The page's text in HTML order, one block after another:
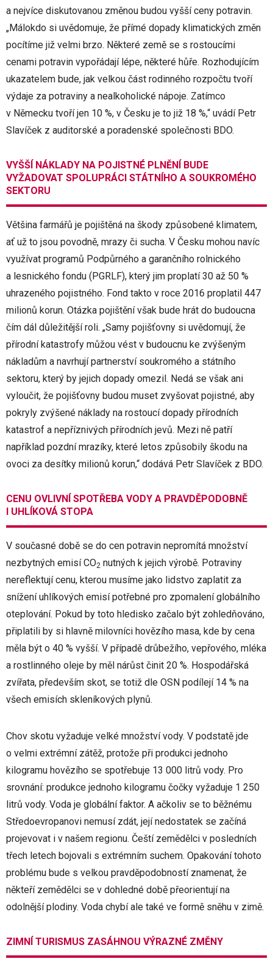
a nejvíce diskutovanou změnou budou vyšší ceny potravin.
„Málokdo si uvědomuje, že přímé dopady klimatických změn
pocítíme již velmi brzo. Některé země se s rostoucími
cenami potravin vypořádají lépe, některé hůře. Rozhodujícím
ukazatelem bude, jak velkou část rodinného rozpočtu tvoří
výdaje za potraviny a nealkoholické nápoje. Zatímco
v Německu tvoří jen 10 %, v Česku je to již 18 %,“ uvádí Petr
Slavíček z auditorské a poradenské společnosti BDO.
VYŠŠÍ NÁKLADY NA POJISTNÉ PLNĚNÍ BUDE
VYŽADOVAT SPOLUPRÁCI STÁTNÍHO A SOUKROMÉHO
SEKTORU
Většina farmářů je pojištěná na škody způsobené klimatem,
ať už to jsou povodně, mrazy či sucha. V Česku mohou navíc
využívat programů Podpůrného a garančního rolnického
a lesnického fondu (PGRLF), který jim proplatí 30 až 50 %
uhrazeného pojistného. Fond takto v roce 2016 proplatil 447
milionů korun. Otázka pojištění však bude hrát do budoucna
čím dál důležitější roli. „Samy pojišťovny si uvědomují, že
přírodní katastrofy můžou vést v budoucnu ke zvýšeným
nákladům a navrhují partnerství soukromého a státního
sektoru, který by jejich dopady omezil. Nedá se však ani
vyloučit, že pojišťovny budou muset zvyšovat pojistné, aby
pokryly zvýšené náklady na rostoucí dopady přírodních
katastrof a nepříznivých přírodních jevů. Mezi ně patří
například pozdní mrazíky, které letos způsobily škodu na
ovoci za desítky milionů korun,“ dodává Petr Slavíček z BDO.
CENU OVLIVNÍ SPOTŘEBA VODY A PRAVDĚPODOBNĚ
I UHLÍKOVÁ STOPA
V současné době se do cen potravin nepromítá množství
nezbytných emisí CO2 nutných k jejich výrobě. Potraviny
nereflektují cenu, kterou musíme jako lidstvo zaplatit za
snížení uhlíkových emisí potřebné pro zpomalení globálního
oteplování. Pokud by toto hledisko začalo být zohledňováno,
připlatili by si hlavně milovníci hovězího masa, kde by cena
měla být o 40 % vyšší. V případě drůbežího, vepřového, mléka
a rostlinného oleje by měl nárůst činit 20 %. Hospodářská
zvířata, především skot, se totiž dle OSN podílejí 14 % na
všech emisích skleníkových plynů.
Chov skotu vyžaduje velké množství vody. V podstatě jde
o velmi extrémní zátěž, protože při produkci jednoho
kilogramu hovězího se spotřebuje 13 000 litrů vody. Pro
srovnání: produkce jednoho kilogramu čočky vyžaduje 1 250
litrů vody. Voda je globální faktor. A ačkoliv se to běžnému
Středoevropanovi nemusí zdát, její nedostatek se začíná
projevovat i v našem regionu. Čeští zemědělci v posledních
třech letech bojovali s extrémním suchem. Opakování tohoto
problému bude s velkou pravděpodobností znamenat, že
někteří zemědělci se v dohledné době přeorientují na
odolnější plodiny. Voda chybí ale také ve formě sněhu v zimě.
ZIMNÍ TURISMUS ZASÁHNOU VÝRAZNÉ ZMĚNY